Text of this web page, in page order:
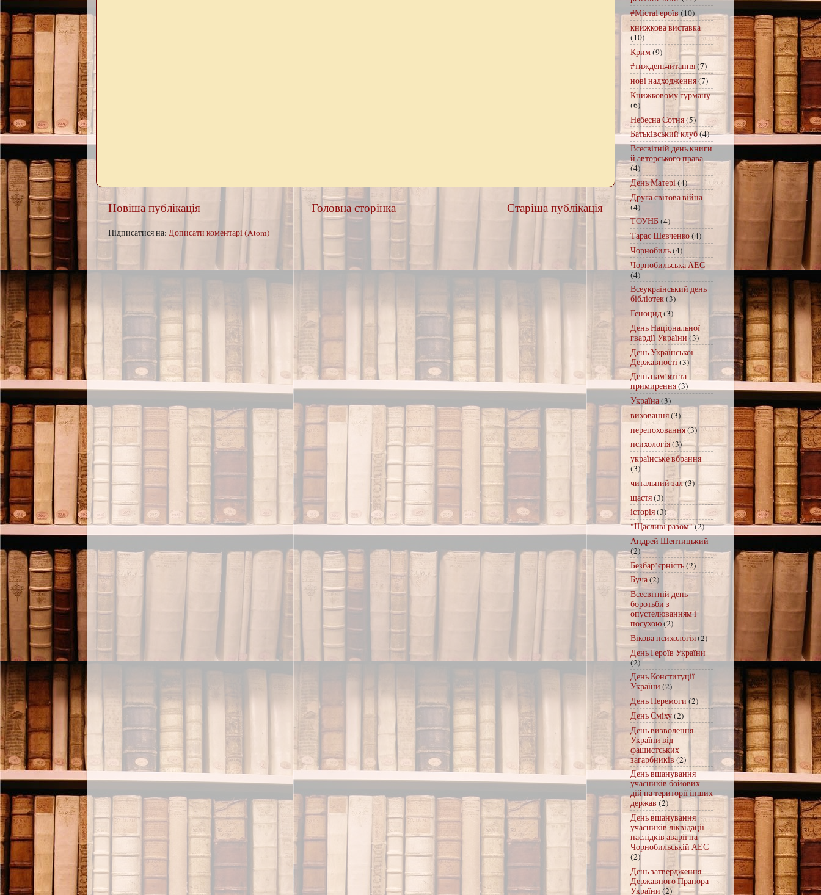
Новіша публікація Старіша публікація
Головна сторінка
Підписатися на: Дописати коментарі (Atom)
#МістаГероїв(10)
книжкова виставка
(10)
Крим(9)
#тижденьчитання(7)
нові надходження(7)
Книжковому гурману
(6)
Небесна Сотня(5)
Батьківський клуб(4)
Всесвітній день книги
й авторського права
(4)
День Матері(4)
Друга світова війна
(4)
ТОУНБ(4)
Тарас Шевченко(4)
Чорнобиль(4)
Чорнобильська АЕС
(4)
Всеукраїнський день
бібліотек(3)
Геноцид(3)
День Національної
гвардії України (3)
День Української
Державності(3)
День пам’яті та
примирення(3)
Україна(3)
виховання(3)
перепоховання(3)
психологія(3)
українське вбрання
(3)
читальний зал(3)
щастя(3)
історія(3)
"Щасливі разом"(2)
Андрей Шептицький
(2)
Безбар’єрність(2)
Буча(2)
Всесвітній день
боротьби з
опустелюванням і
посухою(2)
Вікова психологія(2)
День Героїв України
(2)
День Конституції
України (2)
День Перемоги (2)
День Сміху(2)
День визволення
України від
фашистських
загарбників (2)
День вшанування
учасників бойових
дій на території інших
держав (2)
День вшанування
учасників ліквідації
наслідків аварії на
Чорнобильській АЕС
(2)
День затвердження
Державного Прапора
України (2)